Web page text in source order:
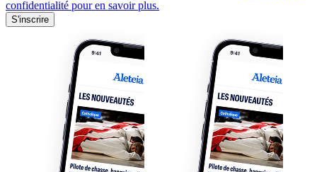
confidentialité pour en savoir plus.
S'inscrire